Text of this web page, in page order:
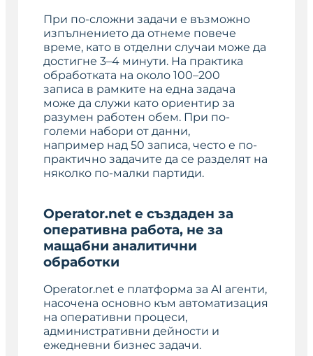
При по-сложни задачи е възможно
изпълнението да отнеме повече
време, като в отделни случаи може да
достигне 3–4 минути. На практика
обработката на около 100–200
записа в рамките на една задача
може да служи като ориентир за
разумен работен обем. При по-
големи набори от данни,
например над 50 записа, често е по-
практично задачите да се разделят на
няколко по-малки партиди.
Operator.net е създаден за
оперативна работа, не за
мащабни аналитични
обработки
Operator.net е платформа за AI агенти,
насочена основно към автоматизация
на оперативни процеси,
административни дейности и
ежедневни бизнес задачи.